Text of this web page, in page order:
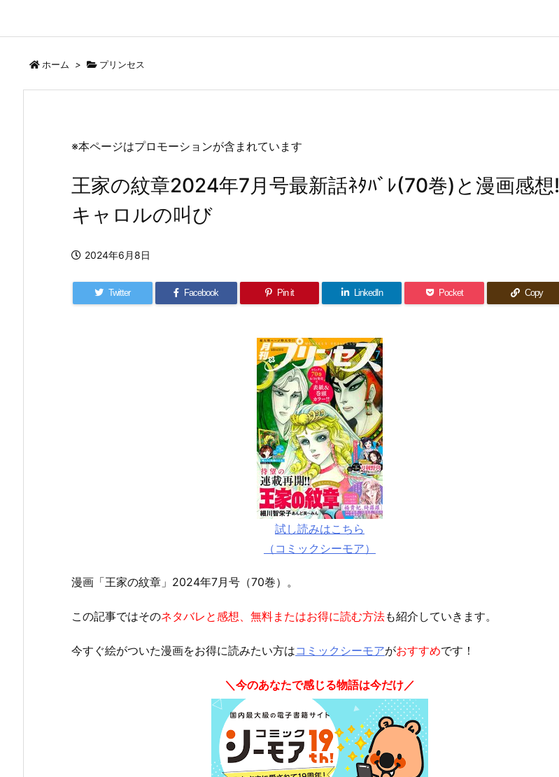
ホーム > プリンセス
※本ページはプロモーションが含まれています
王家の紋章2024年7月号最新話ﾈﾀﾊﾞﾚ(70巻)と漫画感想!
キャロルの叫び
2024年6月8日
Twitter Facebook Pin it LinkedIn Pocket Copy
試し読みはこちら
（コミックシーモア）
漫画「王家の紋章」2024年7月号（70巻）。
この記事ではそのネタバレと感想、無料またはお得に読む方法も紹介していきます。
今すぐ絵がついた漫画をお得に読みたい方はコミックシーモアがおすすめです！
＼今のあなたで感じる物語は今だけ／